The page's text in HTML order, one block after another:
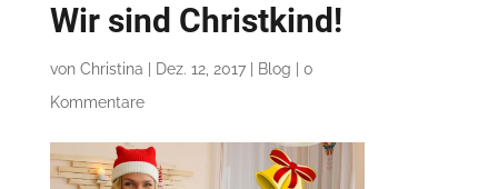
Wir sind Christkind!
von Christina Dez. 12, 2017| Blog
0
Kommentare